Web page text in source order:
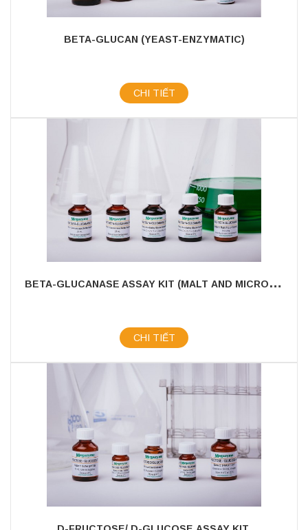
BETA-GLUCAN (YEAST-ENZYMATIC)
CHI TIẾT
B
ETA-GLUCANASE ASSAY KIT (MALT AND MICROBIAL)
CHI TIẾT